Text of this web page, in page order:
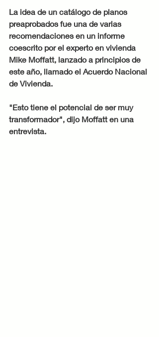
La idea de un catálogo de planos
preaprobados fue una de varias
recomendaciones en un informe
coescrito por el experto en vivienda
Mike Moffatt, lanzado a principios de
este año, llamado el Acuerdo Nacional
de Vivienda.
"Esto tiene el potencial de ser muy
transformador", dijo Moffatt en una
entrevista.